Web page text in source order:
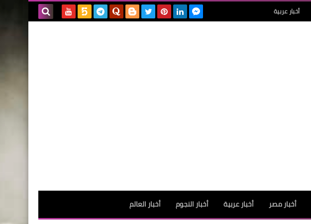
أخبار عربية
أخبار مصر أخبار عربية أخبار النجوم أخبار العالم